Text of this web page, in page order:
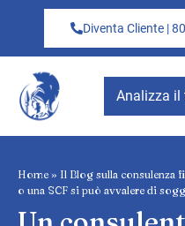
Diventa Cliente |
Analizza
Home » Il Blog sulla consulenza
o una SCF si può avvalere di